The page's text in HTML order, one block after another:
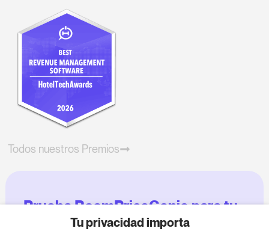
Todos nuestros Premios
Prueba RoomPriceGenie para tu
negocioTu privacidad importa